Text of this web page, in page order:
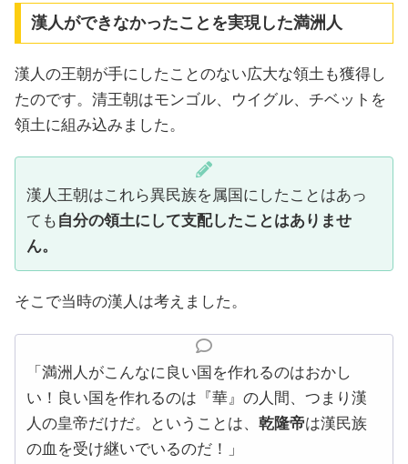
漢人ができなかったことを実現した満洲人
漢人の王朝が手にしたことのない広大な領土も獲得し
たのです。清王朝はモンゴル、ウイグル、チベットを
領土に組み込みました。
漢人王朝はこれら異民族を属国にしたことはあっ
ても 自分の領土にして支配したことはありませ
ん。
そこで当時の漢人は考えました。
「満洲人がこんなに良い国を作れるのはおかし
い！良い国を作れるのは『華』の人間、つまり漢
人の皇帝だけだ。ということは、 乾隆帝は漢民族
の血を受け継いでいるのだ！」